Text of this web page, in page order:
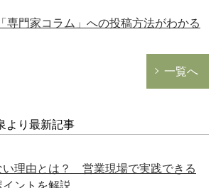
専門家コラム」への投稿方法がわかる
一覧へ
より最新記事
い理由とは？ 営業現場で実践できる
ントを解説